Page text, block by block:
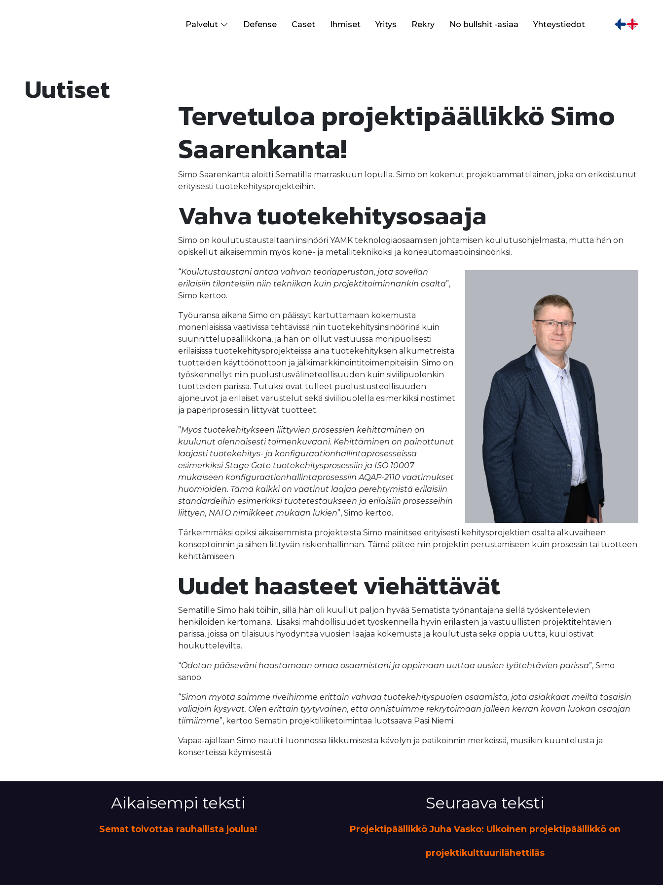
Palvelut Defense Caset Ihmiset Yritys Rekry No bullshit -asiaa Yhteystiedot
Uutiset
Tervetuloa projektipäällikkö Simo
Saarenkanta!
Simo Saarenkanta aloitti Sematilla marraskuun lopulla. Simo on kokenut projektiammattilainen, joka on erikoistunut
erityisesti tuotekehitysprojekteihin.
Vahva tuotekehitysosaaja
Simo on koulutustaustaltaan insinööri YAMK teknologiaosaamisen johtamisen koulutusohjelmasta, mutta hän on
opiskellut aikaisemmin myös kone- ja metalliteknikoksi ja koneautomaatioinsinööriksi.
“Koulutustaustani antaa vahvan teoriaperustan, jota sovellan
erilaisiin tilanteisiin niin tekniikan kuin projektitoiminnankin osalta”,
Simo kertoo.
Työuransa aikana Simo on päässyt kartuttamaan kokemusta
monenlaisissa vaativissa tehtävissä niin tuotekehitysinsinöörinä kuin
suunnittelupäällikkönä, ja hän on ollut vastuussa monipuolisesti
erilaisissa tuotekehitysprojekteissa aina tuotekehityksen alkumetreistä
tuotteiden käyttöönottoon ja jälkimarkkinointitoimenpiteisiin. Simo on
työskennellyt niin puolustusvälineteollisuuden kuin siviilipuolenkin
tuotteiden parissa. Tutuksi ovat tulleet puolustusteollisuuden
ajoneuvot ja erilaiset varustelut sekä siviilipuolella esimerkiksi nostimet
ja paperiprosessiin liittyvät tuotteet.
”Myös tuotekehitykseen liittyvien prosessien kehittäminen on
kuulunut olennaisesti toimenkuvaani. Kehittäminen on painottunut
laajasti tuotekehitys- ja konfiguraationhallintaprosesseissa
esimerkiksi Stage Gate tuotekehitysprosessiin ja ISO 10007
mukaiseen konfiguraationhallintaprosessiin AQAP-2110 vaatimukset
huomioiden. Tämä kaikki on vaatinut laajaa perehtymistä erilaisiin
standardeihin esimerkiksi tuotetestaukseen ja erilaisiin prosesseihin
liittyen, NATO nimikkeet mukaan lukien”, Simo kertoo.
Tärkeimmäksi opiksi aikaisemmista projekteista Simo mainitsee erityisesti kehitysprojektien osalta alkuvaiheen
konseptoinnin ja siihen liittyvän riskienhallinnan. Tämä pätee niin projektin perustamiseen kuin prosessin tai tuotteen
kehittämiseen.
Uudet haasteet viehättävät
Sematille Simo haki töihin, sillä hän oli kuullut paljon hyvää Sematista työnantajana siellä työskentelevien
henkilöiden kertomana. Lisäksi mahdollisuudet työskennellä hyvin erilaisten ja vastuullisten projektitehtävien
parissa, joissa on tilaisuus hyödyntää vuosien laajaa kokemusta ja koulutusta sekä oppia uutta, kuulostivat
houkuttelevilta.
“Odotan pääseväni haastamaan omaa osaamistani ja oppimaan uuttaa uusien työtehtävien parissa”, Simo
sanoo.
“Simon myötä saimme riveihimme erittäin vahvaa tuotekehityspuolen osaamista, jota asiakkaat meiltä tasaisin
väliajoin kysyvät. Olen erittäin tyytyväinen, että onnistuimme rekrytoimaan jälleen kerran kovan luokan osaajan
tiimiimme”, kertoo Sematin projektiliiketoimintaa luotsaava Pasi Niemi.
Vapaa-ajallaan Simo nauttii luonnossa liikkumisesta kävelyn ja patikoinnin merkeissä, musiikin kuuntelusta ja
konserteissa käymisestä.
Aikaisempi teksti
Semat toivottaa rauhallista joulua!
Seuraava teksti
Projektipäällikkö Juha Vasko: Ulkoinen projektipäällikkö on
projektikulttuurilähettiläs